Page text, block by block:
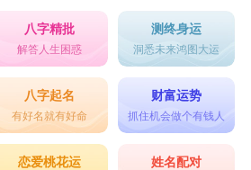
八字精批
解答人生困惑
测终身运
洞悉未来鸿图大运
八字起名
有好名就有好命
财富运势
抓住机会做个有钱人
恋爱桃花运 姓名配对